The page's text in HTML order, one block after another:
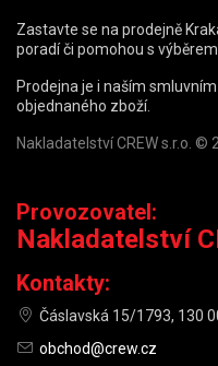
Zastavte se na prodejně
poradí či pomohou s
Prodejna je i naším
objednaného zboží.
Nakladatelství CREW s.r.o. ©
Provozovatel:
Nakladatelství
Kontakty:
Čáslavská 15/1793, 130
obchod@crew.cz